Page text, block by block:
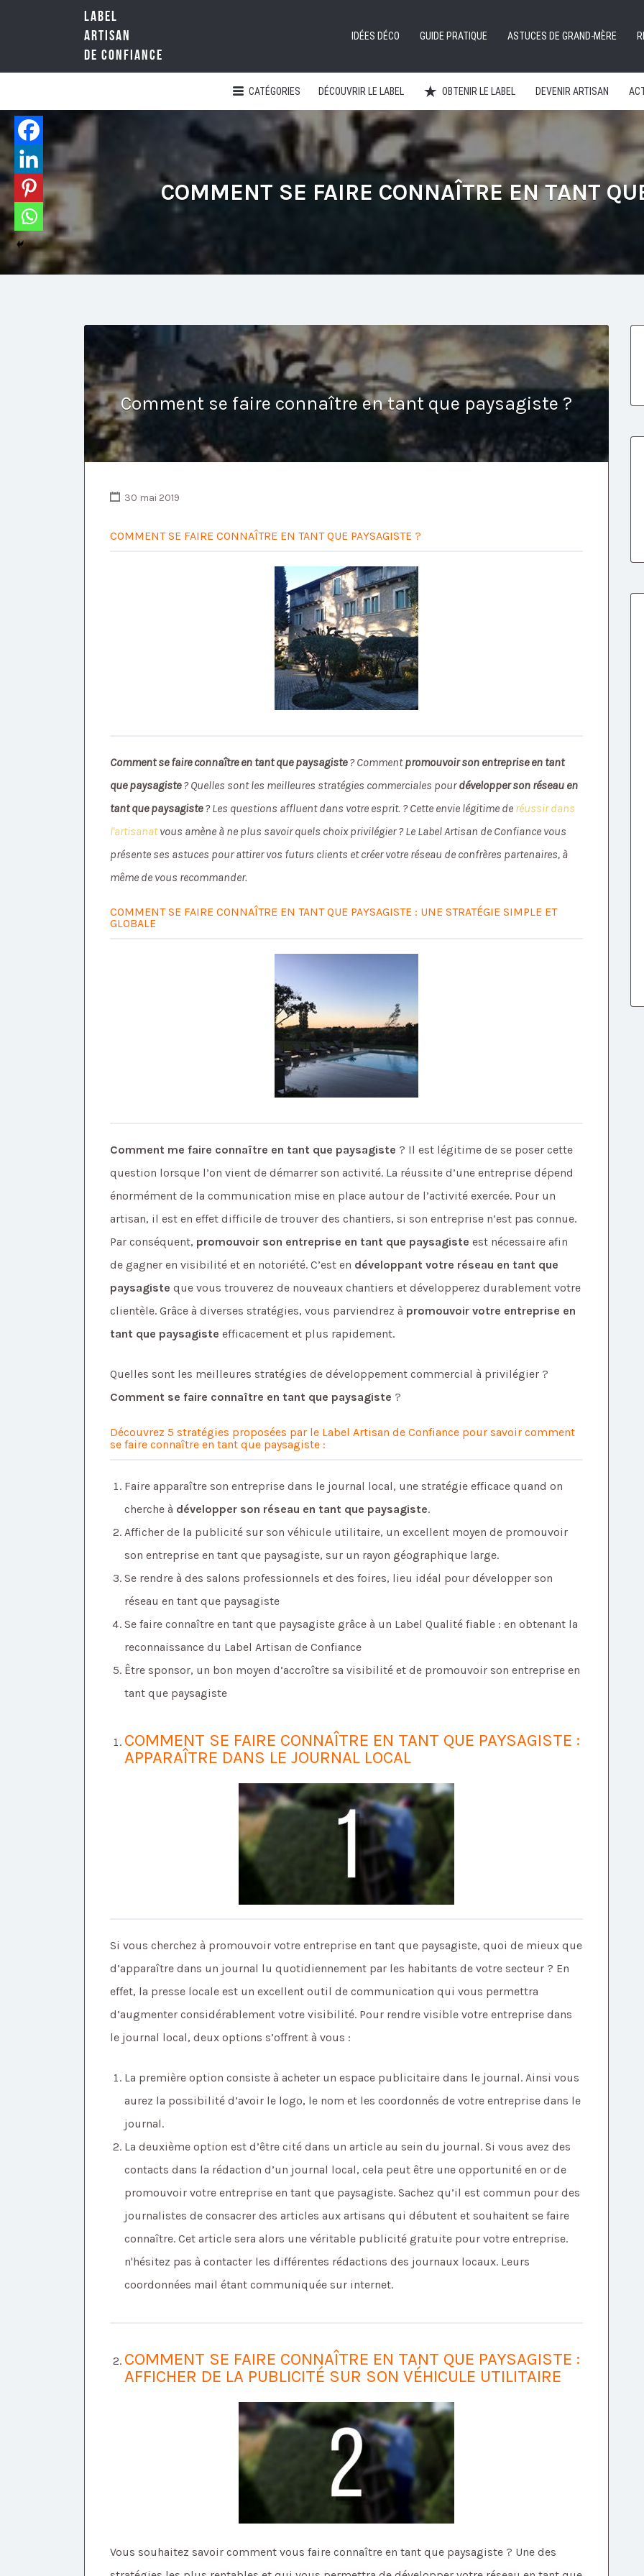
LABEL
ARTISAN
DE CONFIANCE
RÉFÉRENCE
DE
L'ARTISANAT
IDÉES DÉCO GUIDE PRATIQUE ASTUCES DE GRAND-MÈRE
Rechercher:
CATÉGORIES DÉCOUVRIR LE LABEL OBTENIR LE LABEL DEVENIR ARTISAN
COMMENT SE FAIRE CONNAÎTRE EN TANT
Comment se faire connaître en tant que paysagiste ?
30 mai 2019
COMMENT SE FAIRE CONNAÎTRE EN TANT QUE PAYSAGISTE ?
Comment se faire connaître en tant que paysagiste? Commentpromouvoir son entreprise en tant
que paysagiste? Quelles sont les meilleures stratégies commerciales pourdévelopper son réseau en
tant que paysagiste? Les questions affluent dans votre esprit. ? Cette envie légitime de réussir dans
l'artisanatvous amène à ne plus savoir quels choix privilégier ? Le Label Artisan de Confiance vous
présente ses astuces pour attirer vos futurs clients et créer votre réseau de confrères partenaires, à
même de vous recommander.
COMMENT SE FAIRE CONNAÎTRE EN TANT QUE PAYSAGISTE : UNE STRATÉGIE SIMPLE ET
GLOBALE
Comment me faire connaître en tant que paysagiste ? Il est légitime de se poser cette
question lorsque l’on vient de démarrer son activité. La réussite d’une entreprise dépend
énormément de la communication mise en place autour de l’activité exercée. Pour un
artisan, il est en effet difficile de trouver des chantiers, si son entreprise n’est pas connue.
Par conséquent, promouvoir son entreprise en tant que paysagiste est nécessaire afin
de gagner en visibilité et en notoriété. C’est en développant votre réseau en tant que
paysagiste que vous trouverez de nouveaux chantiers et développerez durablement votre
clientèle. Grâce à diverses stratégies, vous parviendrez à promouvoir votre entreprise en
tant que paysagiste efficacement et plus rapidement.
Quelles sont les meilleures stratégies de développement commercial à privilégier ?
Comment se faire connaître en tant que paysagiste ?
Découvrez 5 stratégies proposées par le Label Artisan de Confiance pour savoir comment
se faire connaître en tant que paysagiste :
Faire apparaître son entreprise dans le journal local, une stratégie efficace quand on
cherche à développer son réseau en tant que paysagiste.
Afficher de la publicité sur son véhicule utilitaire, un excellent moyen de promouvoir
son entreprise en tant que paysagiste, sur un rayon géographique large.
Se rendre à des salons professionnels et des foires, lieu idéal pour développer son
réseau en tant que paysagiste
Se faire connaître en tant que paysagiste grâce à un Label Qualité fiable : en obtenant la
reconnaissance du Label Artisan de Confiance
Être sponsor, un bon moyen d’accroître sa visibilité et de promouvoir son entreprise en
tant que paysagiste
COMMENT SE FAIRE CONNAÎTRE EN TANT QUE PAYSAGISTE :
APPARAÎTRE DANS LE JOURNAL LOCAL
Si vous cherchez à promouvoir votre entreprise en tant que paysagiste, quoi de mieux que
d’apparaître dans un journal lu quotidiennement par les habitants de votre secteur ? En
effet, la presse locale est un excellent outil de communication qui vous permettra
d’augmenter considérablement votre visibilité. Pour rendre visible votre entreprise dans
le journal local, deux options s’offrent à vous :
La première option consiste à acheter un espace publicitaire dans le journal. Ainsi vous
aurez la possibilité d’avoir le logo, le nom et les coordonnés de votre entreprise dans le
journal.
La deuxième option est d’être cité dans un article au sein du journal. Si vous avez des
contacts dans la rédaction d’un journal local, cela peut être une opportunité en or de
promouvoir votre entreprise en tant que paysagiste. Sachez qu’il est commun pour des
journalistes de consacrer des articles aux artisans qui débutent et souhaitent se faire
connaître. Cet article sera alors une véritable publicité gratuite pour votre entreprise.
n'hésitez pas à contacter les différentes rédactions des journaux locaux. Leurs
coordonnées mail étant communiquée sur internet.
COMMENT SE FAIRE CONNAÎTRE EN TANT QUE PAYSAGISTE :
AFFICHER DE LA PUBLICITÉ SUR SON VÉHICULE UTILITAIRE
Vous souhaitez savoir comment vous faire connaître en tant que paysagiste ? Une des